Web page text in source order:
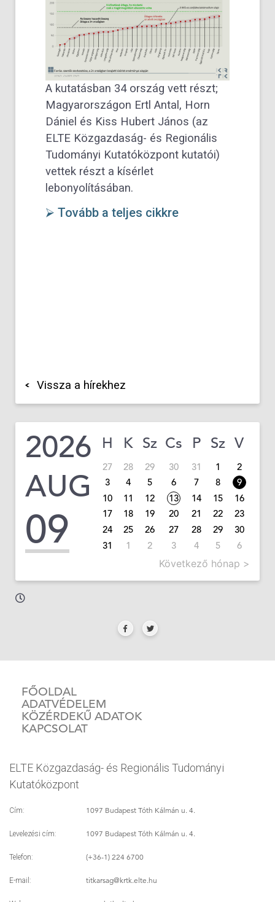
A kutatásban 34 ország vett részt;
Magyarországon Ertl Antal, Horn
Dániel és Kiss Hubert János (az
ELTE Közgazdaság- és Regionális
Tudományi Kutatóközpont kutatói)
vettek részt a kísérlet
lebonyolításában.
⮚ Tovább a teljes cikkre
Vissza a hírekhez
2026
AUG
09
H K Sz Cs P Sz V
27 28 29 30 31 1
2
3
4 5 6 7 8
9
10
11 12 13 14 15
16
17
18 19 20 21 22
23
24
25 26 27 28 29
30
31
1 2 3 4 5 6
Következő hónap >
FŐOLDAL
ADATVÉDELEM
KÖZÉRDEKŰ ADATOK
KAPCSOLAT
ELTE Közgazdaság- és Regionális Tudományi
Kutatóközpont
Cím: 1097 Budapest Tóth Kálmán u. 4.
Levelezési cím: 1097 Budapest Tóth Kálmán u. 4.
Telefon: (+36-1) 224 6700
E-mail: titkarsag@krtk.elte.hu